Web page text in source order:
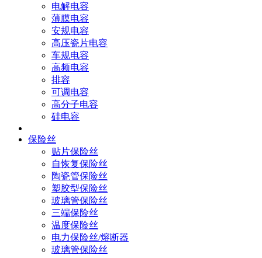
电解电容
薄膜电容
安规电容
高压瓷片电容
车规电容
高频电容
排容
可调电容
高分子电容
硅电容
保险丝
贴片保险丝
自恢复保险丝
陶瓷管保险丝
塑胶型保险丝
玻璃管保险丝
三端保险丝
温度保险丝
电力保险丝/熔断器
玻璃管保险丝